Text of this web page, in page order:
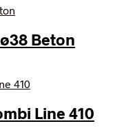
Beton
Line 410